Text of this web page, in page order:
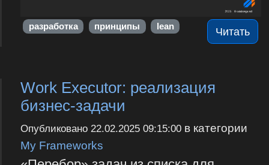
Читать
разработка принципы lean
Work Executor: реализация
бизнес-задачи
Опубликовано 22.02.2025 09:15:00в категории
My Frameworks